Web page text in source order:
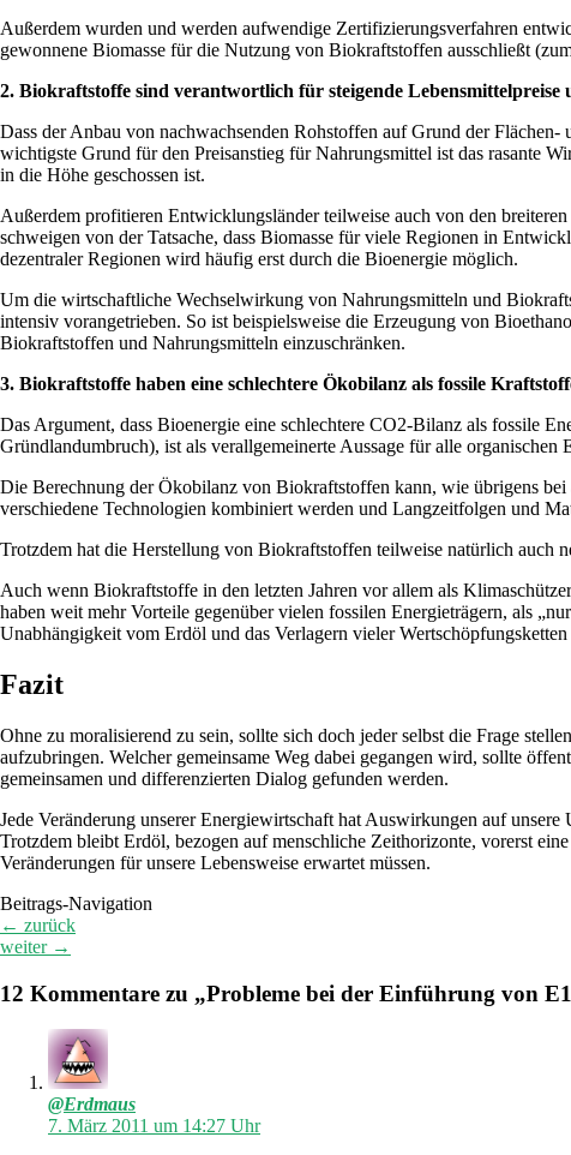
Außerdem wurden und werden aufwendige Zertifizierungsverfahren
gewonnene Biomasse für die Nutzung von Biokraftstoffen ausschließt
2. Biokraftstoffe sind verantwortlich für steigende Lebensmittelpreise
Dass der Anbau von nachwachsenden Rohstoffen auf Grund der
wichtigste Grund für den Preisanstieg für Nahrungsmittel ist das rasante
in die Höhe geschossen ist.
Außerdem profitieren Entwicklungsländer teilweise auch von den
schweigen von der Tatsache, dass Biomasse für viele Regionen in
dezentraler Regionen wird häufig erst durch die Bioenergie möglich.
Um die wirtschaftliche Wechselwirkung von Nahrungsmitteln und
intensiv vorangetrieben. So ist beispielsweise die Erzeugung von
Biokraftstoffen und Nahrungsmitteln einzuschränken.
3. Biokraftstoffe haben eine schlechtere Ökobilanz als fossile
Das Argument, dass Bioenergie eine schlechtere CO2-Bilanz als fossile
Gründlandumbruch), ist als verallgemeinerte Aussage für alle organischen
Die Berechnung der Ökobilanz von Biokraftstoffen kann, wie übrigens
verschiedene Technologien kombiniert werden und Langzeitfolgen und
Trotzdem hat die Herstellung von Biokraftstoffen teilweise natürlich auch
Auch wenn Biokraftstoffe in den letzten Jahren vor allem als
haben weit mehr Vorteile gegenüber vielen fossilen Energieträgern, als
Unabhängigkeit vom Erdöl und das Verlagern vieler
Fazit
Ohne zu moralisierend zu sein, sollte sich doch jeder selbst die Frage
aufzubringen. Welcher gemeinsame Weg dabei gegangen wird, sollte
gemeinsamen und differenzierten Dialog gefunden werden.
Jede Veränderung unserer Energiewirtschaft hat Auswirkungen auf
Trotzdem bleibt Erdöl, bezogen auf menschliche Zeithorizonte, vorerst
Veränderungen für unsere Lebensweise erwartet müssen.
Beitrags-Navigation
← zurück
weiter →
12 Kommentare zu „Probleme bei der Einführung von
@Erdmaus
7. März 2011 um 14:27 Uhr